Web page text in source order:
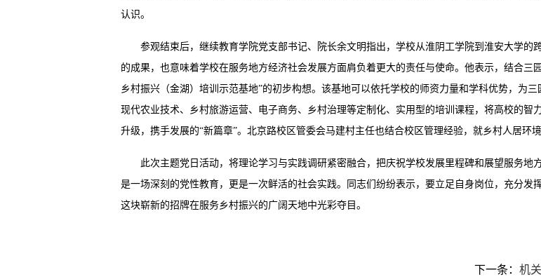
认识。
参观结束后，继续教育学院党支部书记、院长余文明指出 ，学校从淮阴工学院到淮安大学的
的成果，也意味着学校在服务地方经济社会发展方面肩负着 更大的责任与使命。他表示，结合三
乡村振兴（金湖）培训示范基地”的初步构想。该基地可以依托学校的师资力量和学科优势，为
现代农业技术、乡村旅游运营、电子商务、乡村治理等定制化、实用型的培训课程，将高校的
升级，携手发展的“新篇章”。北京路校区管委会马建村主任也结合校区管理经验，就乡村人居环
此次主题党日活动，将理论学习与实践调研紧密融合，把庆祝学校发展里程碑和展望服务
是一场深刻的党性教育，更是一次鲜活的社会实践。同志们纷纷表示，要立足自身岗位，充分发
这块崭新的招牌在服务乡村振兴的广阔天地中光彩夺目。
下一条： 机